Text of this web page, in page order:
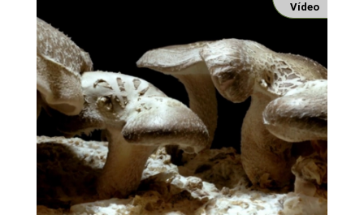
Vídeo